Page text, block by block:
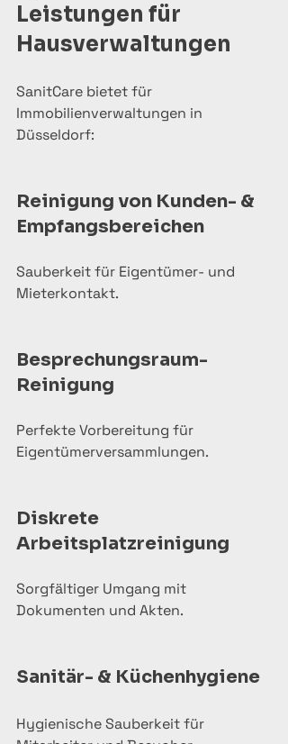
Leistungen für
Hausverwaltungen
SanitCare bietet für
Immobilienverwaltungen in
Düsseldorf:
Reinigung von Kunden- &
Empfangsbereichen
Sauberkeit für Eigentümer- und
Mieterkontakt.
Besprechungsraum-
Reinigung
Perfekte Vorbereitung für
Eigentümerversammlungen.
Diskrete
Arbeitsplatzreinigung
Sorgfältiger Umgang mit
Dokumenten und Akten.
Sanitär- & Küchenhygiene
Hygienische Sauberkeit für